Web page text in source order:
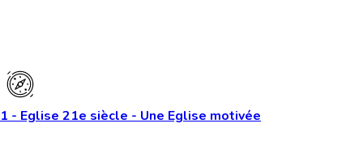
1 - Eglise 21e siècle - Une Eglise motivée